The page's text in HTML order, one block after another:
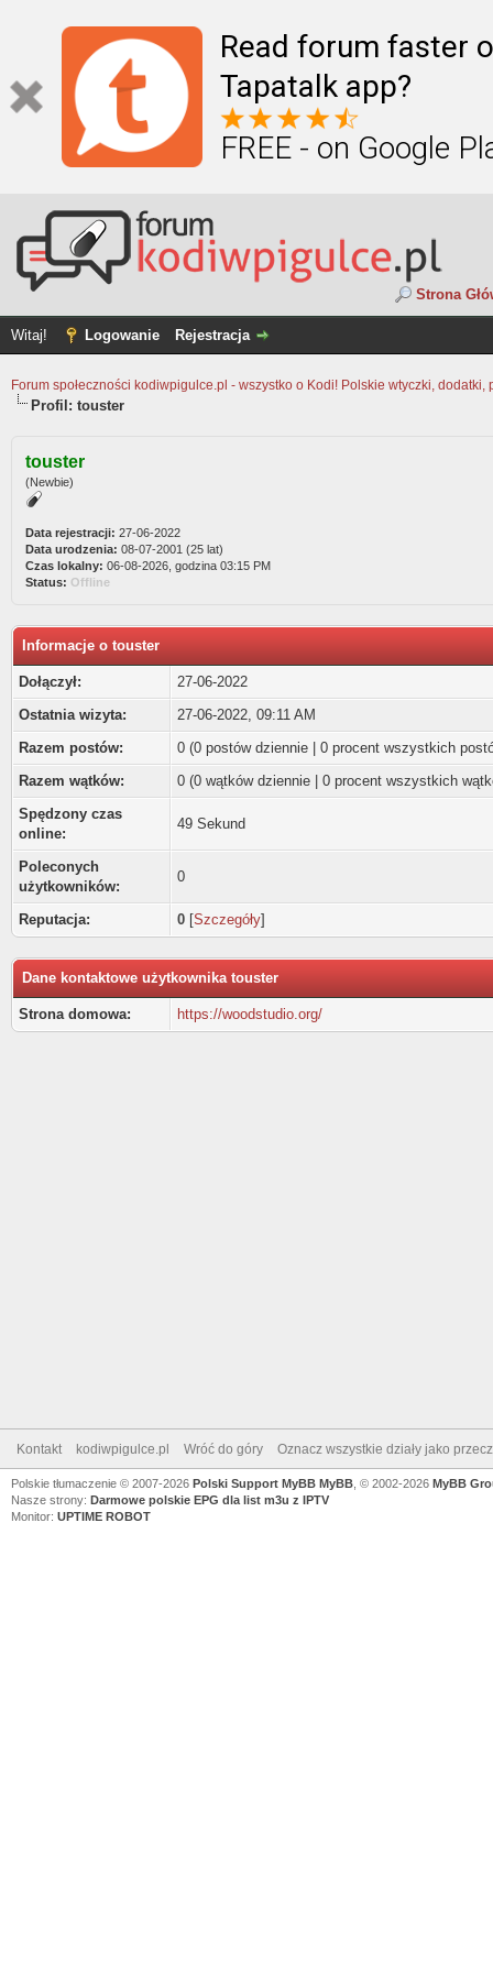
Read forum faster
Tapatalk app?
FREE - on Google
Strona
Witaj! Logowanie Rejestracja
Forum społeczności kodiwpigulce.pl - wszystko o Kodi! Polskie wtyczki, dodatki,
Profil: touster
touster
(Newbie)
Data rejestracji: 27-06-2022
Data urodzenia: 08-07-2001 (25 lat)
Czas lokalny: 06-08-2026, godzina 03:15 PM
Status: Offline
Informacje o touster
Dołączył:
27-06-2022
Ostatnia wizyta:
27-06-2022, 09:11 AM
Razem postów:
0 (0 postów dziennie | 0 procent wszystkich
Razem wątków:
0 (0 wątków dziennie | 0 procent wszystkich
Spędzony czas
online:
49 Sekund
Poleconych
użytkowników:
0
Reputacja: 0 [Szczegóły]
Dane kontaktowe użytkownika touster
Strona domowa: https://woodstudio.org/
Kontakt kodiwpigulce.pl Wróć do góry Oznacz wszystkie działy jako
Polskie tłumaczenie © 2007-2026 Polski Support MyBB MyBB , © 2002-2026 MyBB
Nasze strony: Darmowe polskie EPG dla list m3u z IPTV
Monitor: UPTIME ROBOT